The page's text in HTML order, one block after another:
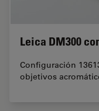
Leica DM300
Configuración
objetivos